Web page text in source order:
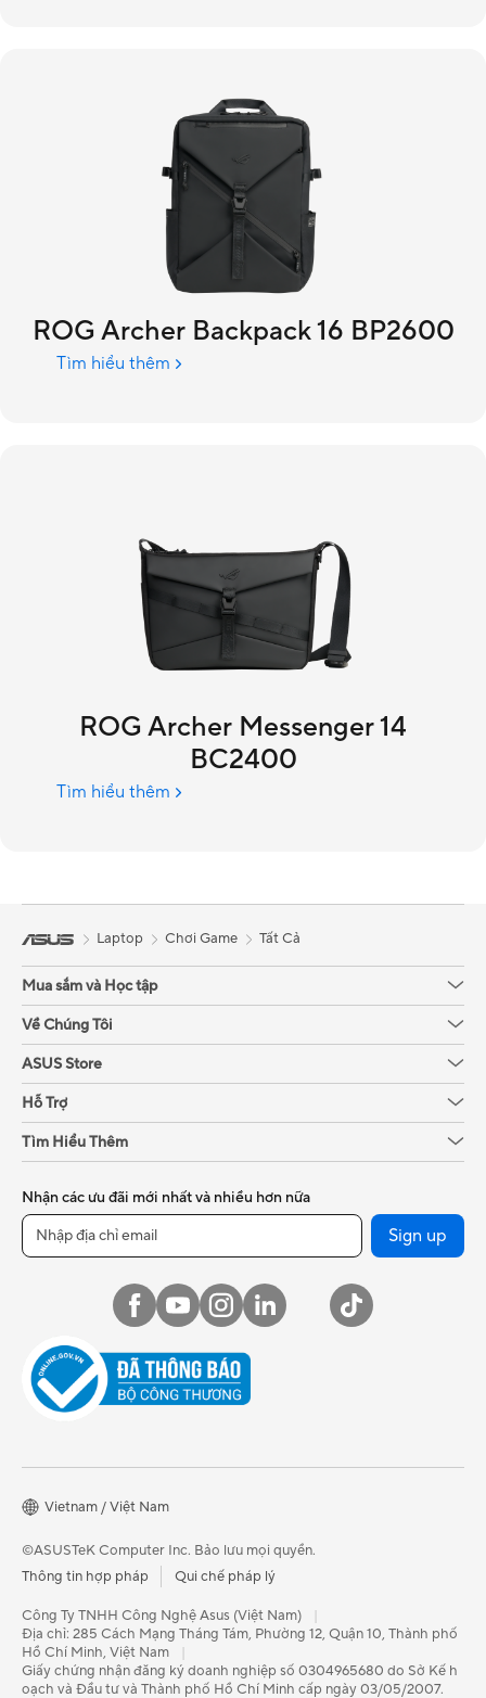
ROG Archer Backpack 16 BP2600
Tìm hiểu thêm
ROG Archer Messenger 14
BC2400
Tìm hiểu thêm
Laptop Chơi Game Tất Cả
Mua sắm và Học tập
Về Chúng Tôi
ASUS Store
Hỗ Trợ
Tìm Hiểu Thêm
Nhận các ưu đãi mới nhất và nhiều hơn nữa
Sign up
Vietnam / Việt Nam
©ASUSTeK Computer Inc. Bảo lưu mọi quyền.
Thông tin hợp pháp
Qui chế pháp lý
Công Ty TNHH Công Nghệ Asus (Việt Nam)
|
Địa chỉ: 285 Cách Mạng Tháng Tám, Phường 12, Quận 10, Thành phố
Hồ Chí Minh, Việt Nam
|
Giấy chứng nhận đăng ký doanh nghiệp số 0304965680 do Sở Kế h
oạch và Đầu tư và Thành phố Hồ Chí Minh cấp ngày 03/05/2007.